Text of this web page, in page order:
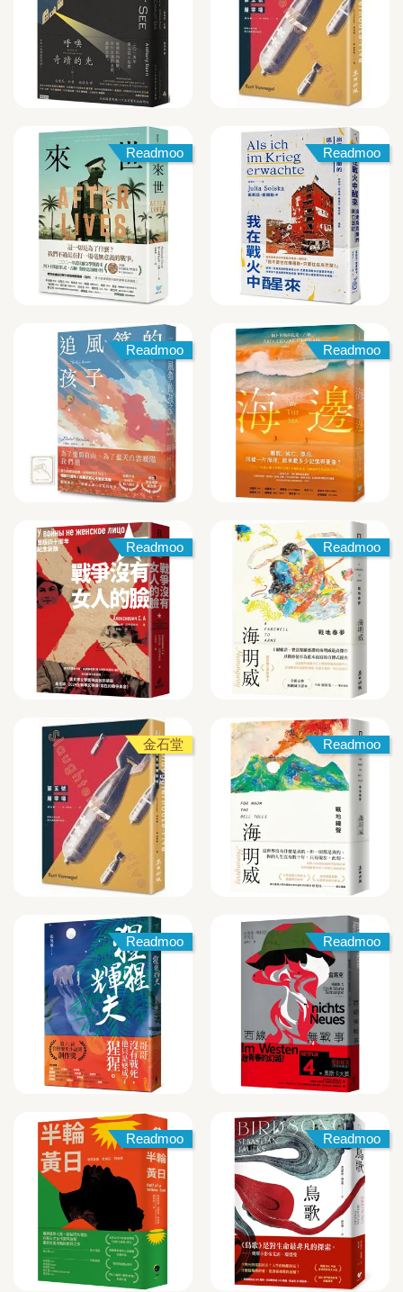
Readmoo Readmoo
Readmoo Readmoo
Readmoo Readmoo
金石堂 Readmoo
Readmoo Readmoo
Readmoo Readmoo